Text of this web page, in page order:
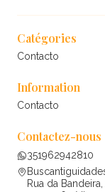
Catégories
Contacto
Information
Contacto
Contactez-nous
351962942810
Rua da